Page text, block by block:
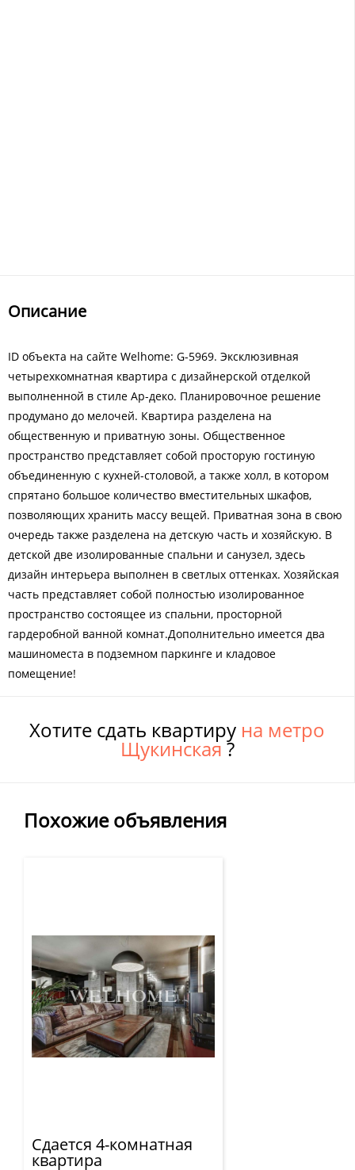
Описание
ID объекта на сайте Welhome: G-5969. Эксклюзивная
четырехкомнатная квартира с дизайнерской отделкой
выполненной в стиле Ар-деко. Планировочное решение
продумано до мелочей. Квартира разделена на
общественную и приватную зоны. Общественное
пространство представляет собой просторую гостиную
объединенную с кухней-столовой, а также холл, в котором
спрятано большое количество вместительных шкафов,
позволяющих хранить массу вещей. Приватная зона в свою
очередь также разделена на детскую часть и хозяйскую. В
детской две изолированные спальни и санузел, здесь
дизайн интерьера выполнен в светлых оттенках. Хозяйская
часть представляет собой полностью изолированное
пространство состоящее из спальни, просторной
гардеробной ванной комнат.Дополнительно имеется два
машиноместа в подземном паркинге и кладовое
помещение!
Похожие объявления
Сдается 4-комнатная
квартира
Хотите сдать квартиру на метро
Щукинская ?